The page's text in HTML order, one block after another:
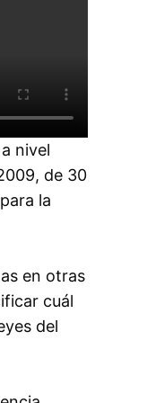
nivel
de 30
la
en otras
cuál
del